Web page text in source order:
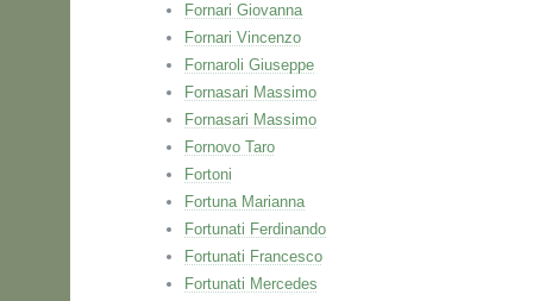
Fornari Giovanna
Fornari Vincenzo
Fornaroli Giuseppe
Fornasari Massimo
Fornasari Massimo
Fornovo Taro
Fortoni
Fortuna Marianna
Fortunati Ferdinando
Fortunati Francesco
Fortunati Mercedes